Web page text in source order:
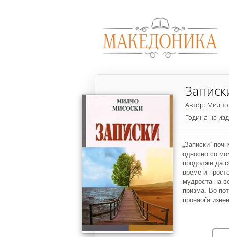
Автор:
Година на
„Записки“
односно со
продолжи да
време и
мудроста на
призма. Во
пронаоѓа
има моќ да